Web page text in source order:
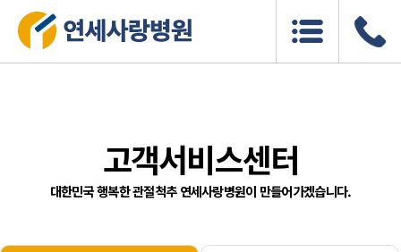
고객서비스센터
대한민국 행복한 관절척추 연세사랑병원이 만들어가겠습니다.